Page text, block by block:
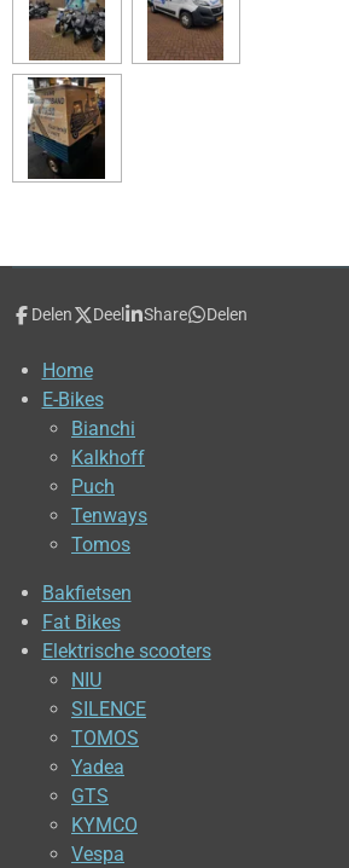
Delen Deel Share Delen
Home
E-Bikes
Bianchi
Kalkhoff
Puch
Tenways
Tomos
Bakfietsen
Fat Bikes
Elektrische scooters
NIU
SILENCE
TOMOS
Yadea
GTS
KYMCO
Vespa